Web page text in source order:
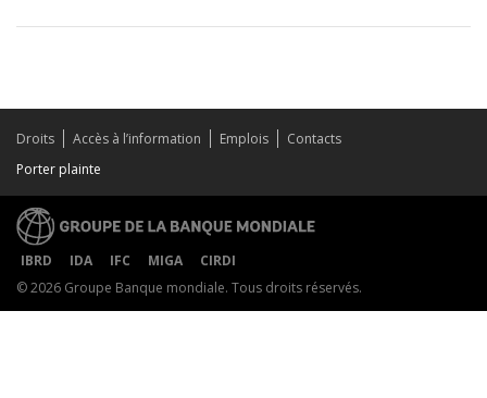
Droits Accès à l’information Emplois
Contacts
Porter plainte
IBRD IDA IFC MIGA
CIRDI
© 2026 Groupe Banque mondiale. Tous droits réservés.